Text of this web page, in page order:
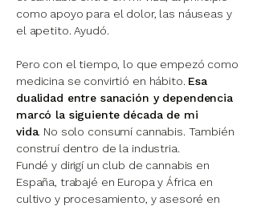
como apoyo para el dolor, las náuseas y
el apetito. Ayudó.
Pero con el tiempo, lo que empezó como
medicina se convirtió en hábito. Esa
dualidad entre sanación y dependencia
marcó la siguiente década de mi
vida. No solo consumí cannabis. También
construí dentro de la industria.
Fundé y dirigí un club de cannabis en
España, trabajé en Europa y África en
cultivo y procesamiento, y asesoré en